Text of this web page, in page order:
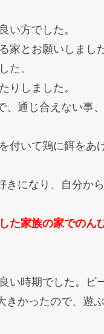
い方でした。
家とお願いしまし
た。
りしました。
、通じ合えない事
付いて鶏に餌をあ
きになり、自分か
た家族の家でのん
い時期でした。ビ
きかったので、遊